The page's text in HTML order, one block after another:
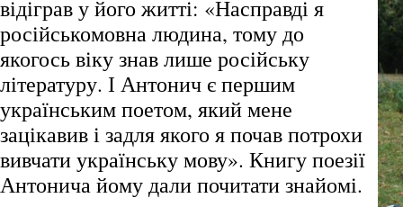
відіграв у його житті: «Насправді я
російськомовна людина, тому до
якогось віку знав лише російську
літературу. І Антонич є першим
українським поетом, який мене
зацікавив і задля якого я почав потрохи
вивчати українську мову». Книгу поезії
Антонича йому дали почитати знайомі.